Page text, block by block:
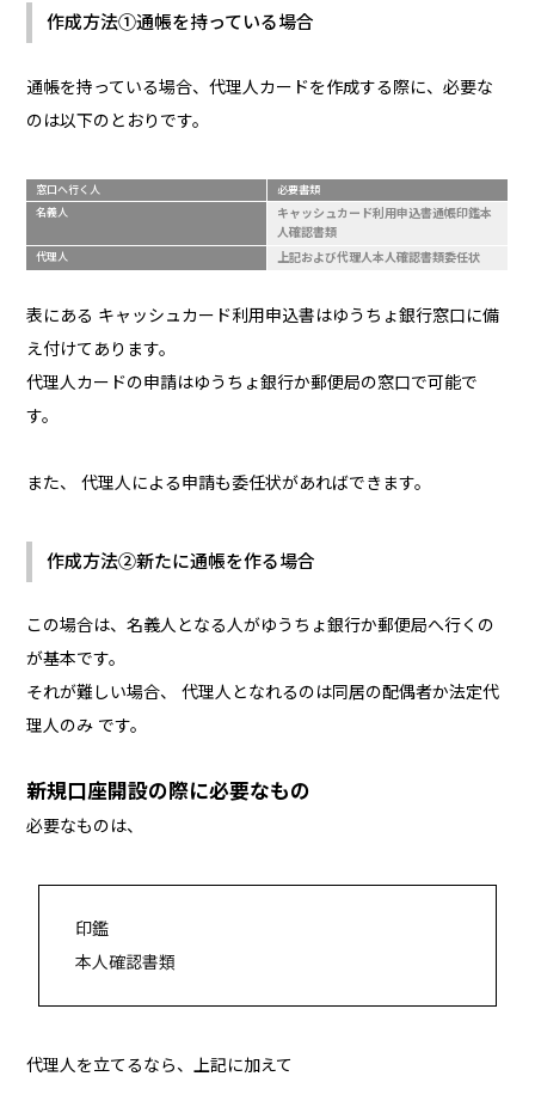
作成方法①通帳を持っている場合
通帳を持っている場合、代理人カードを作成する際に、必要な
のは以下のとおりです。
窓口へ行く人
必要書類
名義人
キャッシュカード利用申込書通帳印鑑本
人確認書類
代理人 上記および代理人本人確認書類委任状
表にある キャッシュカード利用申込書はゆうちょ銀行窓口に備
え付けてあります。
代理人カードの申請はゆうちょ銀行か郵便局の窓口で可能で
す。
また、 代理人による申請も委任状があればできます。
作成方法②新たに通帳を作る場合
この場合は、名義人となる人がゆうちょ銀行か郵便局へ行くの
が基本です。
それが難しい場合、 代理人となれるのは同居の配偶者か法定代
理人のみ です。
新規口座開設の際に必要なもの
必要なものは、
印鑑
本人確認書類
代理人を立てるなら、上記に加えて